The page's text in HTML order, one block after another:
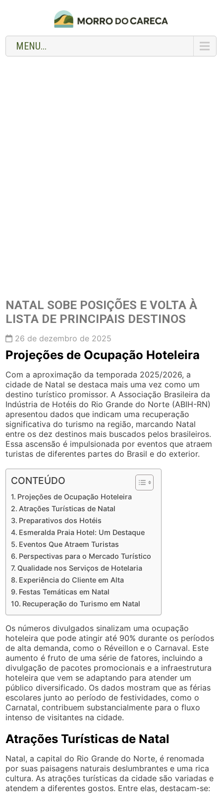
MENU...
NATAL SOBE POSIÇÕES E VOLTA À
LISTA DE PRINCIPAIS DESTINOS
26 de dezembro de 2025
Projeções de Ocupação Hoteleira
Com a aproximação da temporada 2025/2026, a
cidade de Natal se destaca mais uma vez como um
destino turístico promissor. A Associação Brasileira da
Indústria de Hotéis do Rio Grande do Norte (ABIH-RN)
apresentou dados que indicam uma recuperação
significativa do turismo na região, marcando Natal
entre os dez destinos mais buscados pelos brasileiros.
Essa ascensão é impulsionada por eventos que atraem
turistas de diferentes partes do Brasil e do exterior.
CONTEÚDO
Projeções de Ocupação Hoteleira
Atrações Turísticas de Natal
Preparativos dos Hotéis
Esmeralda Praia Hotel: Um Destaque
Eventos Que Atraem Turistas
Perspectivas para o Mercado Turístico
Qualidade nos Serviços de Hotelaria
Experiência do Cliente em Alta
Festas Temáticas em Natal
Recuperação do Turismo em Natal
Os números divulgados sinalizam uma ocupação
hoteleira que pode atingir até 90% durante os períodos
de alta demanda, como o Réveillon e o Carnaval. Este
aumento é fruto de uma série de fatores, incluindo a
divulgação de pacotes promocionais e a infraestrutura
hoteleira que vem se adaptando para atender um
público diversificado. Os dados mostram que as férias
escolares junto ao período de festividades, como o
Carnatal, contribuem substancialmente para o fluxo
intenso de visitantes na cidade.
Atrações Turísticas de Natal
Natal, a capital do Rio Grande do Norte, é renomada
por suas paisagens naturais deslumbrantes e uma rica
cultura. As atrações turísticas da cidade são variadas e
atendem a diferentes gostos. Entre elas, destacam-se: